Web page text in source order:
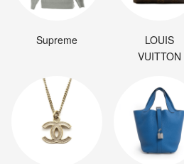
Supreme
LOUIS
VUITTON